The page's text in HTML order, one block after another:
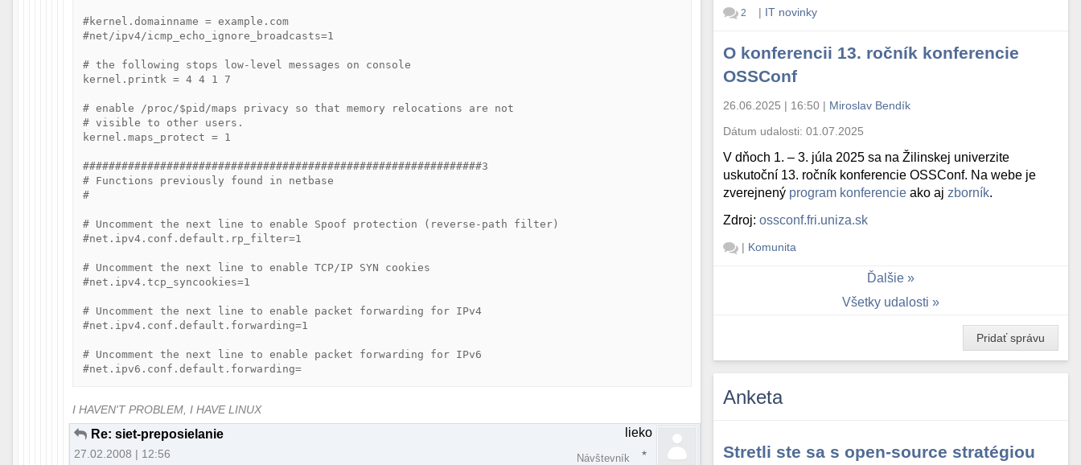
#kernel.domainname = example.com
#net/ipv4/icmp_echo_ignore_broadcasts=1
# the following stops low-level messages on console
kernel.printk = 4 4 1 7
# enable /proc/$pid/maps privacy so that memory relocations are not
# visible to other users.
kernel.maps_protect = 1
##############################################################3
# Functions previously found in netbase
#
# Uncomment the next line to enable Spoof protection (reverse-path filter)
#net.ipv4.conf.default.rp_filter=1
# Uncomment the next line to enable TCP/IP SYN cookies
#net.ipv4.tcp_syncookies=1
# Uncomment the next line to enable packet forwarding for IPv4
#net.ipv4.conf.default.forwarding=1
# Uncomment the next line to enable packet forwarding for IPv6
#net.ipv6.conf.default.forwarding=
I HAVEN'T PROBLEM, I HAVE LINUX
Re: siet-preposielanie
27.02.2008 | 12:56
lieko
Návštevník
2 | IT novinky
O konferencii 13. ročník konferencie
OSSConf
26.06.2025 | 16:50 | Miroslav Bendík
Dátum udalosti:01.07.2025
V dňoch 1. – 3. júla 2025 sa na Žilinskej univerzite
uskutoční 13. ročník konferencie OSSConf. Na webe je
zverejnený program konferencie ako aj zborník.
Zdroj:ossconf.fri.uniza.sk
| Komunita
Ďalšie
Všetky udalosti
Pridať správu
Anketa
Stretli ste sa s open-source stratégiou